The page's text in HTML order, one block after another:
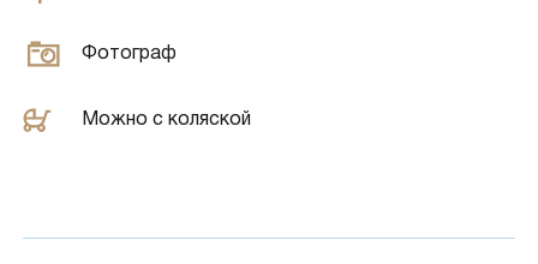
Фотограф
Можно с коляской